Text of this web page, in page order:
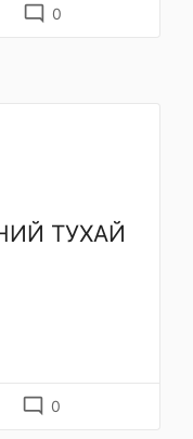
mode_comment 0
ТУХАЙ
mode_comment 0